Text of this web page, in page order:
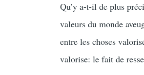
Qu’y a-t-il de plus
valeurs du monde
entre les choses
valorise: le fait de